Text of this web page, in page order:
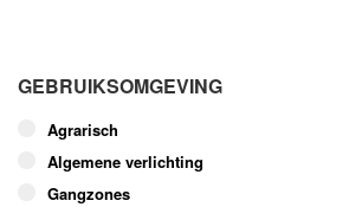
variaties.
optie
kan
gekozen
GEBRUIKSOMGEVING
Agrarisch
Algemene verlichting
Gangzones